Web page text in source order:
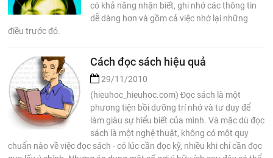
có khả năng nhận biết, ghi nhớ các thông tin
dễ dàng hơn và gồm cả việc nhớ lại những
điều trước đó.
Cách đọc sách hiệu quả
29/11/2010
(hieuhoc_hieuhoc.com) Đọc sách là một
phương tiện bồi dưỡng trí nhớ và tư duy để
làm giàu sự hiểu biết của mình. Và mặc dù đọc
sách là một nghệ thuật, không có một quy
chuẩn nào về việc đọc sách - có lúc cần đọc kỹ, nhiều khi chỉ cần đọc